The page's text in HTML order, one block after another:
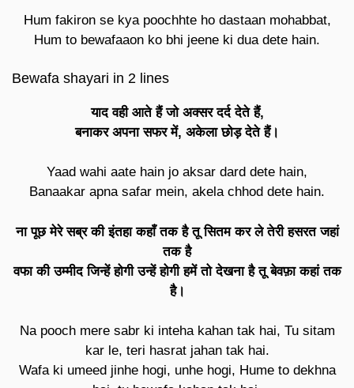
Hum fakiron se kya poochhte ho dastaan mohabbat,
Hum to bewafaaon ko bhi jeene ki dua dete hain.
Bewafa shayari in 2 lines
याद वही आते हैं जो अक्सर दर्द देते हैं,
बनाकर अपना सफर में, अकेला छोड़ देते हैं।
Yaad wahi aate hain jo aksar dard dete hain,
Banaakar apna safar mein, akela chhod dete hain.
ना पूछ मेरे सब्र की इंतहा कहाँ तक है तू सितम कर ले तेरी हसरत जहां
तक है
वफा की उम्मीद जिन्हें होगी उन्हें होगी हमें तो देखना है तू बेवफ़ा कहां तक
है।
Na pooch mere sabr ki inteha kahan tak hai, Tu sitam
kar le, teri hasrat jahan tak hai.
Wafa ki umeed jinhe hogi, unhe hogi, Hume to dekhna